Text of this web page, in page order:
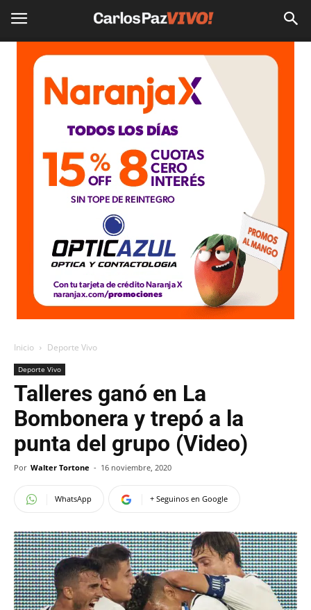
Inicio Deporte Vivo
Deporte Vivo
Talleres ganó en La
Bombonera y trepó a la
punta del grupo (Video)
Por Walter Tortone - 16 noviembre, 2020
WhatsApp + Seguinos en Google